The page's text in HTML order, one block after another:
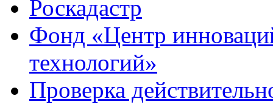
Роскадастр
Фонд «Центр
технологий»
Проверка